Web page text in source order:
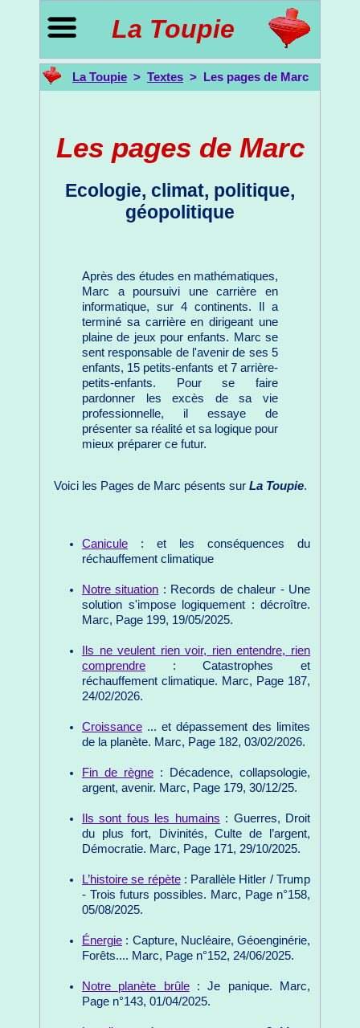
La Toupie
La Toupie > Textes > Les pages de Marc
Les pages de Marc
Ecologie, climat, politique,
géopolitique
Après des études en mathématiques,
Marc a poursuivi une carrière en
informatique, sur 4 continents. Il a
terminé sa carrière en dirigeant une
plaine de jeux pour enfants. Marc se
sent responsable de l'avenir de ses 5
enfants, 15 petits-enfants et 7 arrière-
petits-enfants. Pour se faire
pardonner les excès de sa vie
professionnelle, il essaye de
présenter sa réalité et sa logique pour
mieux préparer ce futur.
Voici les Pages de Marc pésents sur La Toupie.
Canicule : et les conséquences du
réchauffement climatique
Notre situation : Records de chaleur - Une
solution s'impose logiquement : décroître.
Marc, Page 199, 19/05/2025.
Ils ne veulent rien voir, rien entendre, rien
comprendre : Catastrophes et
réchauffement climatique. Marc, Page 187,
24/02/2026.
Croissance ... et dépassement des limites
de la planète. Marc, Page 182, 03/02/2026.
Fin de règne : Décadence, collapsologie,
argent, avenir. Marc, Page 179, 30/12/25.
Ils sont fous les humains : Guerres, Droit
du plus fort, Divinités, Culte de l’argent,
Démocratie. Marc, Page 171, 29/10/2025.
L’histoire se répète: Parallèle Hitler / Trump
- Trois futurs possibles. Marc, Page n°158,
05/08/2025.
Énergie : Capture, Nucléaire, Géoenginérie,
Forêts.... Marc, Page n°152, 24/06/2025.
Notre planète brûle: Je panique. Marc,
Page n°143, 01/04/2025.